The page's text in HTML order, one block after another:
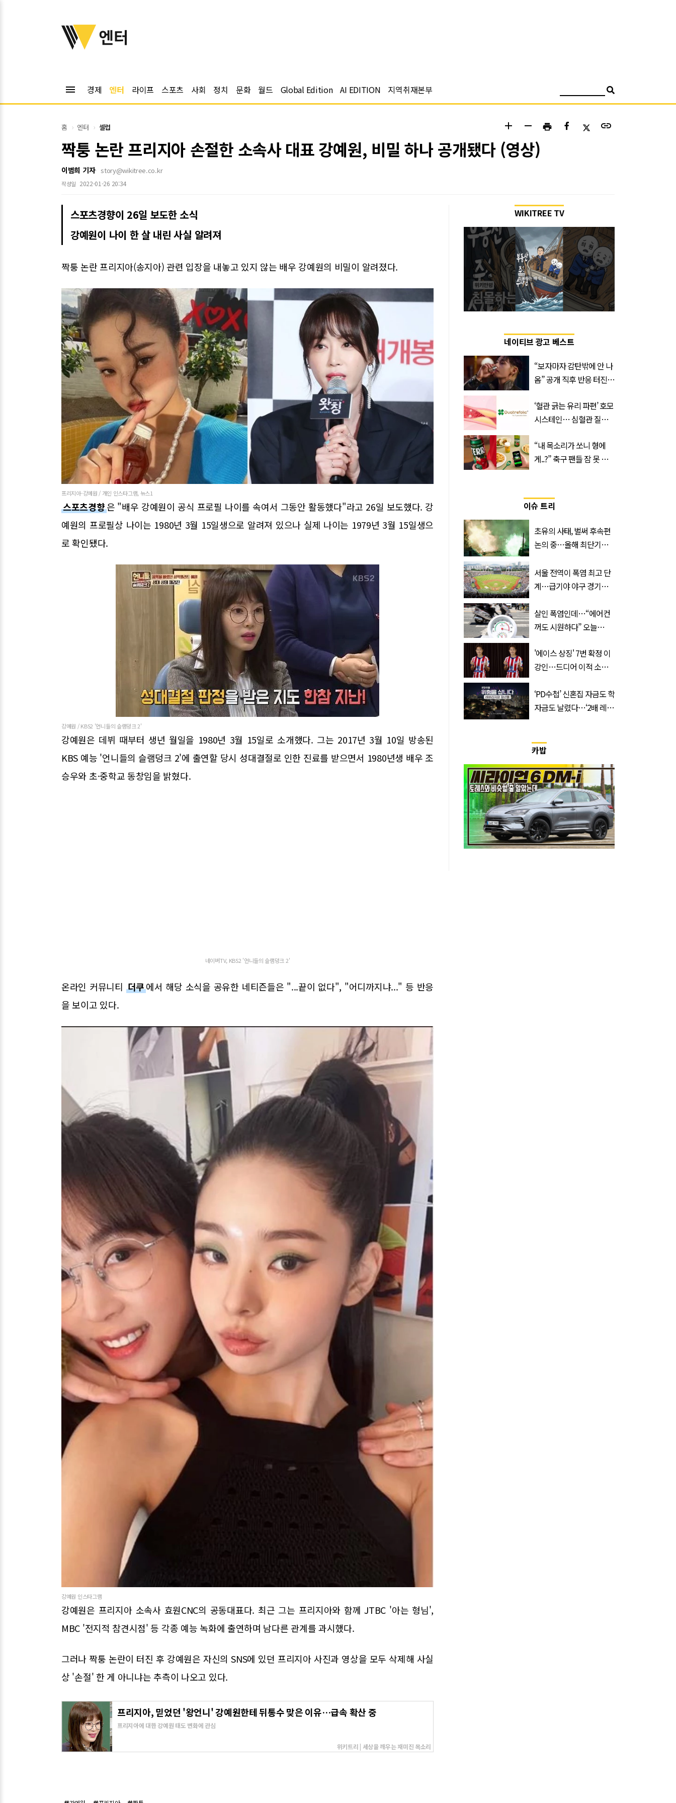
위키트리
엔터
menu 경제 엔터 라이프 스포츠 사회 정치 문화 월드 Global Edition AI EDITION 지역취재본부
홈 엔터 셀럽 add remove print link
짝퉁 논란 프리지아 손절한 소속사 대표 강예원, 비밀 하나 공개됐다 (영상)
이범희 기자 story@wikitree.co.kr
작성일 2022-01-26 20:34
스포츠경향이 26일 보도한 소식
강예원이 나이 한 살 내린 사실 알려져
짝퉁 논란 프리지아(송지아) 관련 입장을 내놓고 있지 않는 배우 강예원의 비밀이 알려졌다.
프리지아-강예원 / 개인 인스타그램, 뉴스1
스포츠경향은 "배우 강예원이 공식 프로필 나이를 속여서 그동안 활동했다"라고 26일 보도했다. 강
예원의 프로필상 나이는 1980년 3월 15일생으로 알려져 있으나 실제 나이는 1979년 3월 15일생으
로 확인됐다.
강예원 / KBS2 '언니들의 슬램덩크 2'
강예원은 데뷔 때부터 생년 월일을 1980년 3월 15일로 소개했다. 그는 2017년 3월 10일 방송된
KBS 예능 '언니들의 슬램덩크 2'에 출연할 당시 성대결절로 인한 진료를 받으면서 1980년생 배우 조
승우와 초·중학교 동창임을 밝혔다.
네이버TV, KBS2 '언니들의 슬램덩크 2'
온라인 커뮤니티 더쿠에서 해당 소식을 공유한 네티즌들은 "...끝이 없다", "어디까지냐..." 등 반응
을 보이고 있다.
강예원 인스타그램
강예원은 프리지아 소속사 효원CNC의 공동대표다. 최근 그는 프리지아와 함께 JTBC '아는 형님',
MBC '전지적 참견시점' 등 각종 예능 녹화에 출연하며 남다른 관계를 과시했다.
그러나 짝퉁 논란이 터진 후 강예원은 자신의 SNS에 있던 프리지아 사진과 영상을 모두 삭제해 사실
상 '손절' 한 게 아니냐는 추측이 나오고 있다.
프리지아, 믿었던 '왕언니' 강예원한테 뒤통수 맞은 이유…급속 확산 중
프리지아에 대한 강예원 태도 변화에 관심
위키트리 | 세상을 깨우는 재미진 목소리
WIKITREE TV
네이티브 광고 베스트
“보자마자 감탄밖에 안 나
옴” 공개 직후 반응 터진
‘혈관 긁는 유리 파편’ 호모
시스테인… 심혈관 질환
“내 목소리가 쏘니 형에
게..?” 축구 팬들 잠 못 들
이슈 트리
초유의 사태, 벌써 후속편
논의 중…올해 최단기간
정체
서울 전역이 폭염 최고 단
계…급기야 야구 경기까
살인 폭염인데…“에어컨
꺼도 시원하다” 오늘
'에이스 상징' 7번 확정 이
강인…드디어 이적 소감
‘PD수첩’ 신혼집 자금도 학
자금도 날렸다…‘2배 레버
카밥